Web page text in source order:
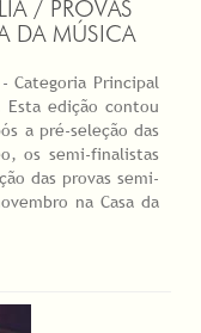
/ PROVAS
DA MÚSICA
Categoria Principal
Esta edição contou
a pré-seleção das
os semi-finalistas
das provas semi-
na Casa da